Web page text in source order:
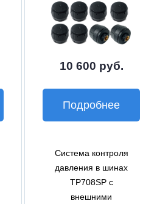
10 600 руб.
Подробнее
Система контроля
давления в шинах
TP708SP с
внешними